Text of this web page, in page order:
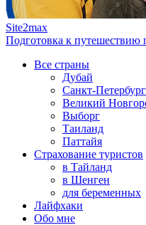
Site2max
Подготовка к путешествию
Все страны
Дубай
Санкт-Петербург
Великий
Выборг
Таиланд
Паттайя
Страхование туристов
в Тайланд
в Шенген
для беременных
Лайфхаки
Обо мне